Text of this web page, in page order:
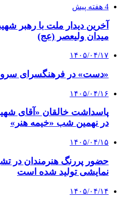
4 هفته پیش
آخرین دیدار ملت با رهبر
میدان ولیعصر (عج)
۱۴۰۵/۰۴/۱۷
«دست» در فرهنگسرای سرو
۱۴۰۵/۰۴/۱۶
پاسداشت خالقان «آقای
در نهمین شب «خیمه هنر»
۱۴۰۵/۰۴/۱۵
نمایشی تولید شده است
۱۴۰۵/۰۴/۱۴